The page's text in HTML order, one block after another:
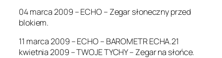
04 marca 2009 – ECHO – Zegar słoneczny przed
blokiem.
11 marca 2009 – ECHO – BAROMETR ECHA.21
kwietnia 2009 – TWOJE TYCHY – Zegar na słońce.